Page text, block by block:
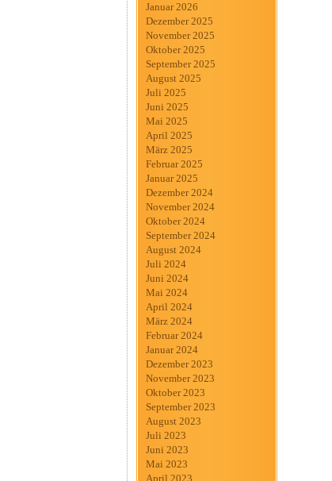
Januar 2026
Dezember 2025
November 2025
Oktober 2025
September 2025
August 2025
Juli 2025
Juni 2025
Mai 2025
April 2025
März 2025
Februar 2025
Januar 2025
Dezember 2024
November 2024
Oktober 2024
September 2024
August 2024
Juli 2024
Juni 2024
Mai 2024
April 2024
März 2024
Februar 2024
Januar 2024
Dezember 2023
November 2023
Oktober 2023
September 2023
August 2023
Juli 2023
Juni 2023
Mai 2023
April 2023